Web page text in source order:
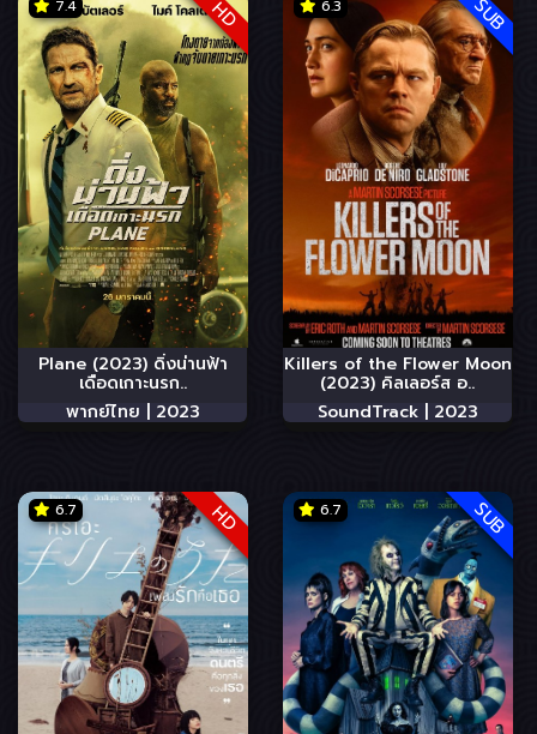
HD
7.4
Plane (2023) ดิ่งน่านฟ้า
เดือดเกาะนรก..
พากย์ไทย | 2023
SUB
6.3
Killers of the Flower Moon
(2023) คิลเลอร์ส อ..
SoundTrack | 2023
HD
6.7 SUB
6.7